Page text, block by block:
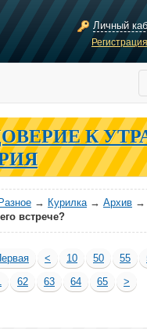
Личный
К
Разное → Курилка→ Архив →
встрече?
< 10 50 55
62 63 64 65
>